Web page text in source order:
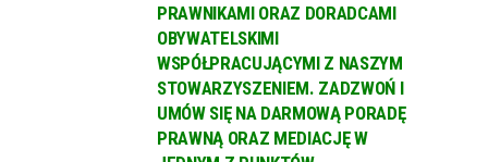
PRAWNIKAMI ORAZ DORADCAMI
OBYWATELSKIMI
WSPÓŁPRACUJĄCYMI Z NASZYM
STOWARZYSZENIEM. ZADZWOŃ I
UMÓW SIĘ NA DARMOWĄ PORADĘ
PRAWNĄ ORAZ MEDIACJĘ W